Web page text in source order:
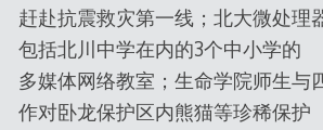
赶赴抗震救灾第一线；北大微处理
包括北川中学在内的3个中小学的
多媒体网络教室；生命学院师生与
作对卧龙保护区内熊猫等珍稀保护